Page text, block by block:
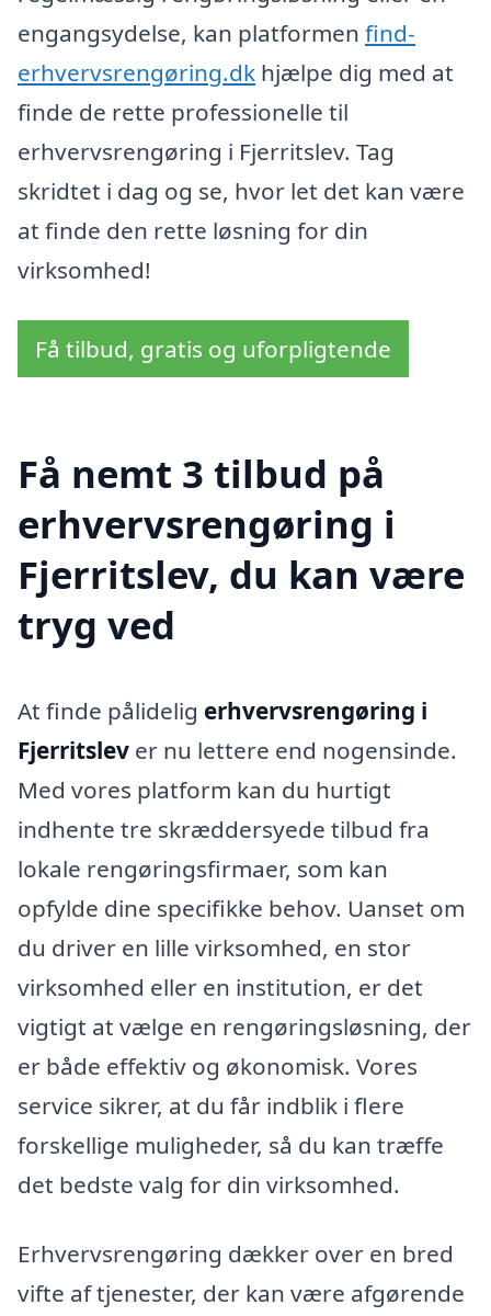
engangsydelse, kan platformen find-
erhvervsrengøring.dk hjælpe dig med at
finde de rette professionelle til
erhvervsrengøring i Fjerritslev. Tag
skridtet i dag og se, hvor let det kan være
at finde den rette løsning for din
virksomhed!
Få tilbud, gratis og uforpligtende
Få nemt 3 tilbud på
erhvervsrengøring i
Fjerritslev, du kan være
tryg ved
At finde pålidelig erhvervsrengøring i
Fjerritslev er nu lettere end nogensinde.
Med vores platform kan du hurtigt
indhente tre skræddersyede tilbud fra
lokale rengøringsfirmaer, som kan
opfylde dine specifikke behov. Uanset om
du driver en lille virksomhed, en stor
virksomhed eller en institution, er det
vigtigt at vælge en rengøringsløsning, der
er både effektiv og økonomisk. Vores
service sikrer, at du får indblik i flere
forskellige muligheder, så du kan træffe
det bedste valg for din virksomhed.
Erhvervsrengøring dækker over en bred
vifte af tjenester, der kan være afgørende